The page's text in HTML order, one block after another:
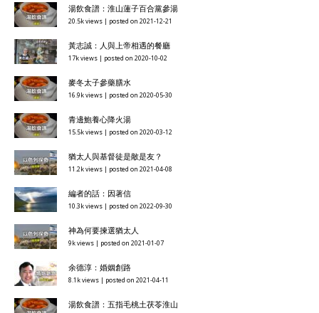
湯飲食譜：淮山蓮子百合黨參湯
20.5k views | posted on 2021-12-21
黃志誠：人與上帝相遇的餐廳
17k views | posted on 2020-10-02
麥冬太子參藥膳水
16.9k views | posted on 2020-05-30
青邊鮑養心降火湯
15.5k views | posted on 2020-03-12
猶太人與基督徒是敵是友？
11.2k views | posted on 2021-04-08
編者的話：因著信
10.3k views | posted on 2022-09-30
神為何要揀選猶太人
9k views | posted on 2021-01-07
余德淳：婚姻創路
8.1k views | posted on 2021-04-11
湯飲食譜：五指毛桃土茯苓淮山